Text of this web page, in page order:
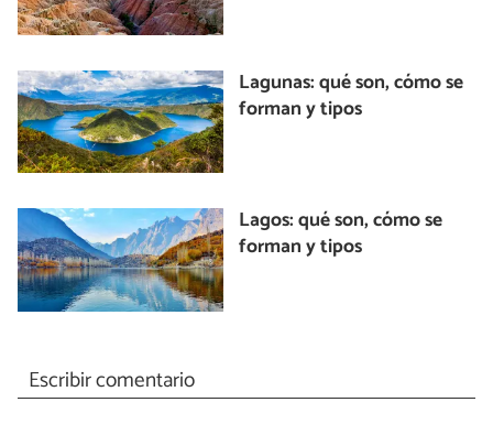
Lagunas: qué son, cómo se
forman y tipos
Lagos: qué son, cómo se
forman y tipos
Escribir comentario